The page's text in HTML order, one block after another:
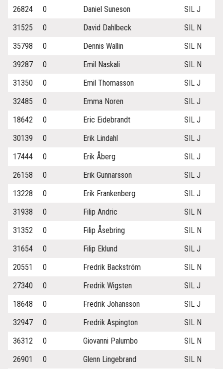
26824
0 Daniel Suneson
SIL J
31525
0 David Dahlbeck
SIL N
35798
0 Dennis Wallin
SIL N
39287
0 Emil Naskali
SIL N
31350
0 Emil Thomasson
SIL J
32485
0 Emma Noren
SIL J
18642
0 Eric Eidebrandt
SIL J
30139
0 Erik Lindahl
SIL J
17444
0 Erik Åberg
SIL J
26158
0 Erik Gunnarsson
SIL J
13228
0 Erik Frankenberg
SIL J
31938
0 Filip Andric
SIL N
31352
0 Filip Åsebring
SIL N
31654
0 Filip Eklund
SIL J
20551
0 Fredrik Backström
SIL N
27340
0 Fredrik Wigsten
SIL J
18648
0 Fredrik Johansson
SIL J
32947
0 Fredrik Aspington
SIL N
36312
0 Giovanni Palumbo
SIL N
26901
0 Glenn Lingebrand
SIL N